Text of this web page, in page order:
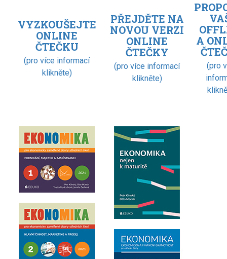
VYZKOUŠEJTE
ONLINE
ČTEČKU
(pro více informací
klikněte)
PŘEJDĚTE NA
NOVOU VERZI
ONLINE
ČTEČKY
(pro více informací
klikněte)
A
(pro